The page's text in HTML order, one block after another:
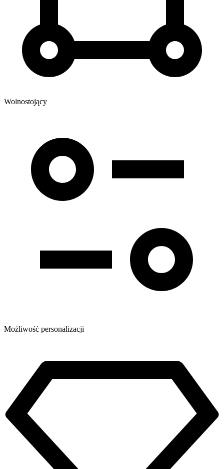
Wolnostojący
Możliwość personalizacji